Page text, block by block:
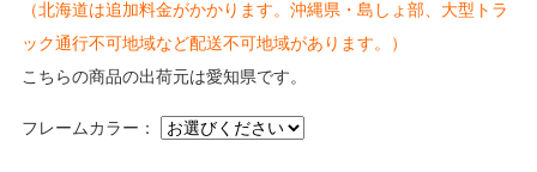
（北海道は追加料金がかかります。沖縄県・島しょ部、大型トラ
ック通行不可地域など配送不可地域があります。）
こちらの商品の出荷元は愛知県です。
フレームカラー：